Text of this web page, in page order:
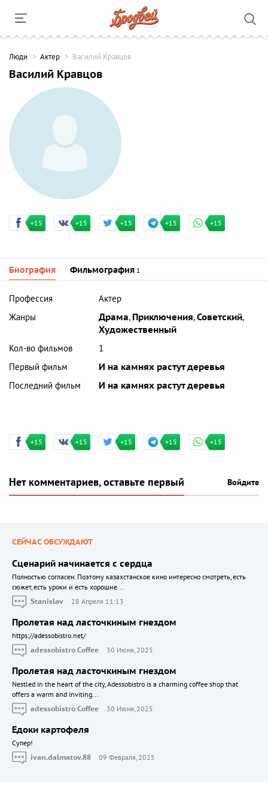
Люди Актер Василий Кравцов
Василий Кравцов
+15 +15 +15 +15 +15
Биография Фильмография 1
Профессия
Актер
Жанры
Драма, Приключения,Советский,
Художественный
Кол-во фильмов
1
Первый фильм
И на камнях растут деревья
Последний фильм
И на камнях растут деревья
+15 +15 +15 +15 +15
Нет комментариев, оставьте первый Войдите
СЕЙЧАС ОБСУЖДАЮТ
Сценарий начинается с сердца
Полностью согласен. Поэтому казахстанское кино интересно смотреть, есть
сюжет, есть уроки и есть хорошие...
Stanislav
28 Апреля 11:13
Пролетая над ласточкиным гнездом
https://adessobistro.net/
adessobistro Coffee
30 Июня, 2025
Пролетая над ласточкиным гнездом
Nestled in the heart of the city, Adessobistro is a charming coffee shop that
offers a warm and inviting...
adessobistro Coffee
30 Июня, 2025
Едоки картофеля
Cупер!
ivan.dalmatov.88
09 Февраля, 2025